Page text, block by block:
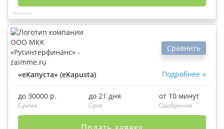
«еКапуста» (eKapusta) Подробнее
Сравнить
до 30000 р.
Сумма
до 21 дня
Срок
от 10 минут
Одобрение